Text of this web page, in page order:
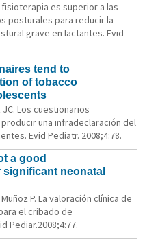
fisioterapia es superior a las
posturales para reducir la
grave en lactantes. Evid
tend to
of tobacco
JC. Los cuestionarios
una infradeclaración del
Evid Pediatr. 2008;4:78.
a good
neonatal
P. La valoración clínica de
el cribado de
Pediar.2008;4:77.